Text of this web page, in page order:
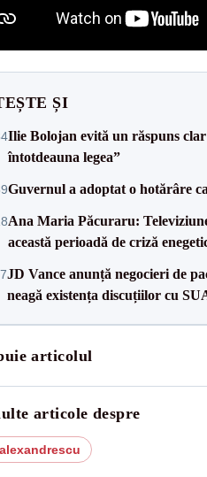
ȘI
Ilie Bolojan evită un răspuns
întotdeauna legea”
Guvernul a adoptat o hotărâre
Ana Maria Păcuraru:
această perioadă de criză
JD Vance anunță negocieri de
neagă existența discuțiilor cu
articolul
articole despre